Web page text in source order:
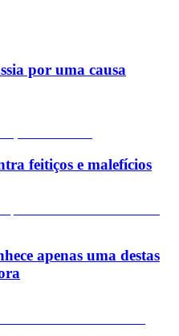
por uma causa
feitiços e malefícios
apenas uma destas